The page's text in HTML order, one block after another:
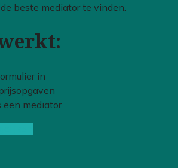
beste mediator te vinden.
in
een mediator